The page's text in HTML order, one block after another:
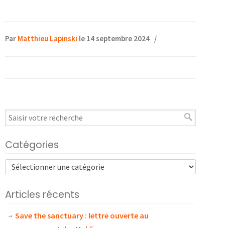
Par Matthieu Lapinski le 14 septembre 2024 /
Catégories
Articles récents
Save the sanctuary : lettre ouverte au